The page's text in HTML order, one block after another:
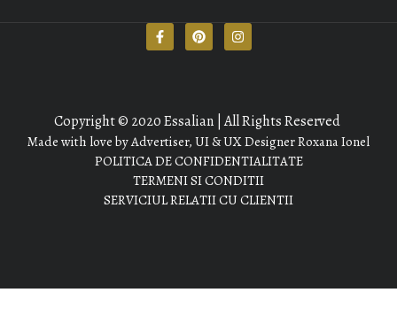
Copyright © 2020 Essalian | All Rights Reserved
Made with love by Advertiser, UI & UX Designer Roxana Ionel
POLITICA DE CONFIDENTIALITATE
TERMENI SI CONDITII
SERVICIUL RELATII CU CLIENTII